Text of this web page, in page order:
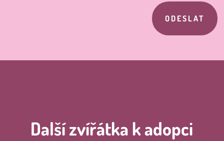
ODESLAT
Další zvířátka k adopci